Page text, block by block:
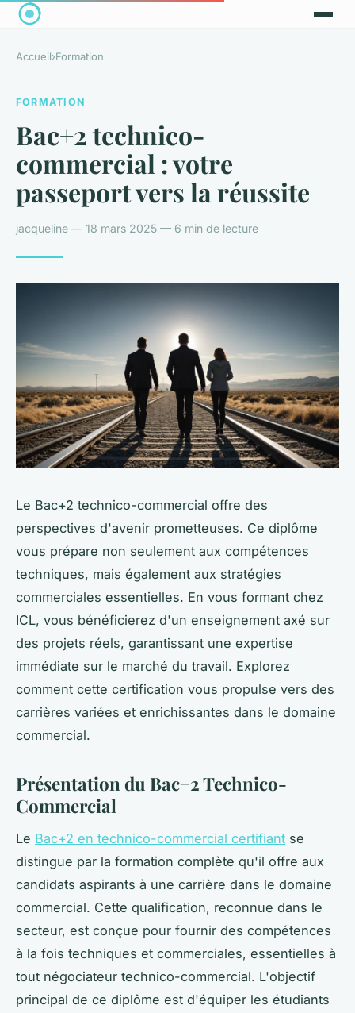
Accueil›Formation
FORMATION
Bac+2 technico-
commercial : votre
passeport vers la réussite
jacqueline — 18 mars 2025 — 6 min de lecture
Le Bac+2 technico-commercial offre des
perspectives d'avenir prometteuses. Ce diplôme
vous prépare non seulement aux compétences
techniques, mais également aux stratégies
commerciales essentielles. En vous formant chez
ICL, vous bénéficierez d'un enseignement axé sur
des projets réels, garantissant une expertise
immédiate sur le marché du travail. Explorez
comment cette certification vous propulse vers des
carrières variées et enrichissantes dans le domaine
commercial.
Présentation du Bac+2 Technico-
Commercial
Le Bac+2 en technico-commercial certifiant se
distingue par la formation complète qu'il offre aux
candidats aspirants à une carrière dans le domaine
commercial. Cette qualification, reconnue dans le
secteur, est conçue pour fournir des compétences
à la fois techniques et commerciales, essentielles à
tout négociateur technico-commercial. L'objectif
principal de ce diplôme est d'équiper les étudiants